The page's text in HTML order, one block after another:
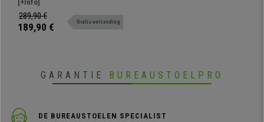
afmetingen 117x68 en verstelbare
hoogte van 62 tot 92 cm.
Kantelbaar oppervlak, perfect
[+Info]
289,90 €
189,90 € Gratis verzending
GARANTIE BUREAUSTOELPRO
DE BUREAUSTOELEN SPECIALIST